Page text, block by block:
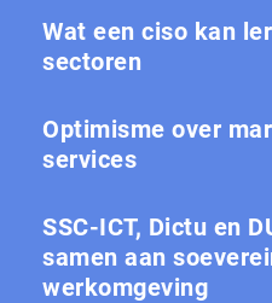
Wat een ciso kan
sectoren
Optimisme over
services
SSC-ICT, Dictu en
samen aan
werkomgeving